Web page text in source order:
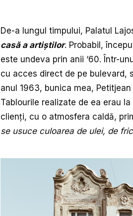
De-a lungul timpului, Palatul
casă a artiștilor. Probabil,
este undeva prin anii ‘60. Într-
cu acces direct de pe bulevard,
anul 1963, bunica mea,
Tablourile realizate de ea erau
clienți, cu o atmosfera caldă,
se usuce culoarea de ulei, de